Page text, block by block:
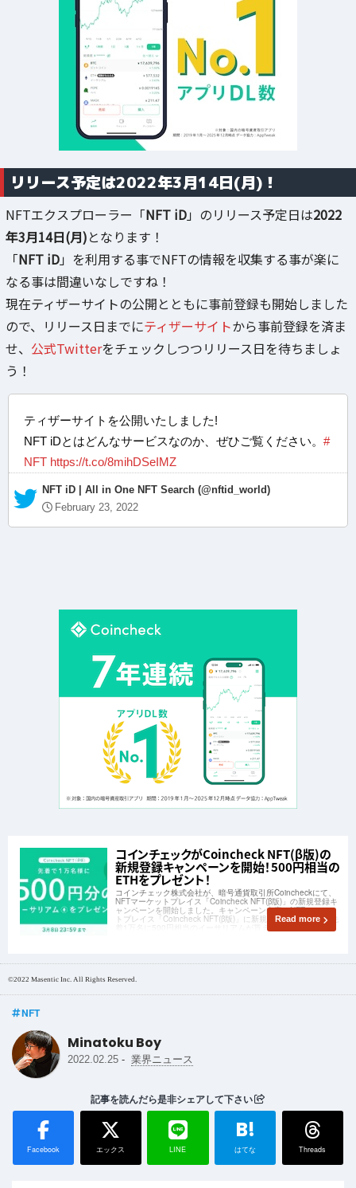
リリース予定は2022年3月14日(月)！
NFTエクスプローラー「NFT iD」のリリース予定日は2022
年3月14日(月)となります！
「NFT iD」を利用する事でNFTの情報を収集する事が楽に
なる事は間違いなしですね！
現在ティザーサイトの公開とともに事前登録も開始しました
ので、リリース日までにティザーサイトから事前登録を済ま
せ、 公式Twitterをチェックしつつリリース日を待ちましょ
う！
ティザーサイトを公開いたしました!
NFT iDとはどんなサービスなのか、ぜひご覧ください。 #
NFT https://t.co/8mihDSeIMZ
— NFT iD | All in One NFT Search (@nftid_world)
February 23, 2022
コインチェックがCoincheck NFT(β版)の
新規登録キャンペーンを開始！500円相当の
ETHをプレゼント！
コインチェック株式会社が、暗号通貨取引所Coincheckにて、
NFTマーケットプレイス「Coincheck NFT(β版)」の新規登録キ
ャンペーンを開始しました。キャンペーン内容はNFTマーケッ
トプレイス「Coincheck NFT(β版)」に新規登録することで、先
Read more
©2022 Masentic Inc. All Rights Reserved.
NFT
Minatoku Boy
2022.02.25 - 業界ニュース
記事を読んだら是非シェアして下さい
Facebook エックス LINE
B!
はてな Threads